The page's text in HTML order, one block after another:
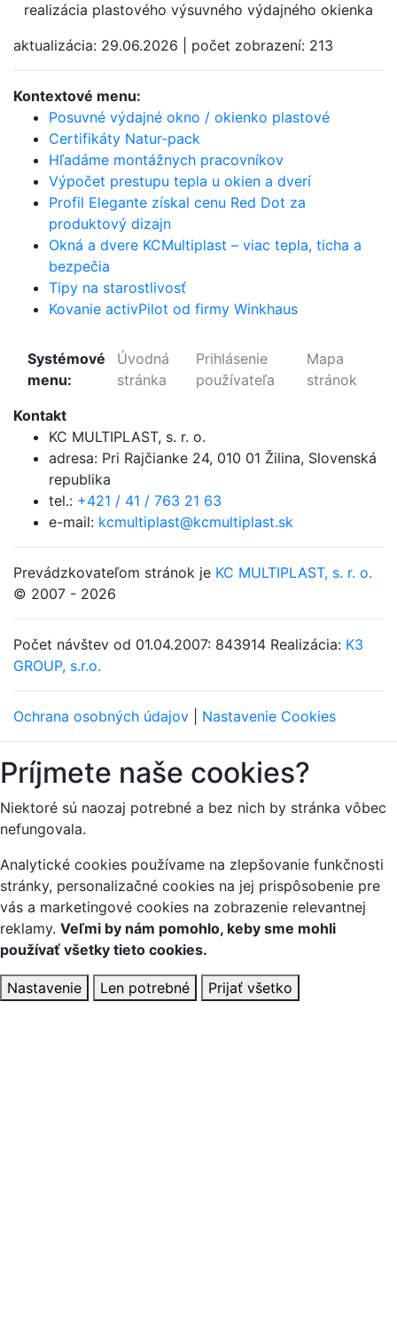
realizácia plastového výsuvného výdajného okienka
aktualizácia: 29.06.2026 | počet zobrazení: 213
Kontextové menu:
Posuvné výdajné okno / okienko plastové
Certifikáty Natur-pack
Hľadáme montážnych pracovníkov
Výpočet prestupu tepla u okien a dverí
Profil Elegante získal cenu Red Dot za
produktový dizajn
Okná a dvere KCMultiplast – viac tepla, ticha a
bezpečia
Tipy na starostlivosť
Kovanie activPilot od firmy Winkhaus
Systémové
menu:
Úvodná
stránka
Prihlásenie
používateľa
Mapa
stránok
Kontakt
KC MULTIPLAST, s. r. o.
adresa: Pri Rajčianke 24, 010 01 Žilina, Slovenská
republika
tel.: +421 / 41 / 763 21 63
e-mail: kcmultiplast@kcmultiplast.sk
Prevádzkovateľom stránok je KC MULTIPLAST, s. r. o.
© 2007 - 2026
Počet návštev od 01.04.2007: 843914 Realizácia: K3
GROUP, s.r.o.
Ochrana osobných údajov Nastavenie Cookies
Príjmete naše cookies?
Niektoré sú naozaj potrebné a bez nich by stránka vôbec
nefungovala.
Analytické cookies používame na zlepšovanie funkčnosti
stránky, personalizačné cookies na jej prispôsobenie pre
vás a marketingové cookies na zobrazenie relevantnej
reklamy. Veľmi by nám pomohlo, keby sme mohli
používať všetky tieto cookies.
Nastavenie Len potrebné Prijať všetko